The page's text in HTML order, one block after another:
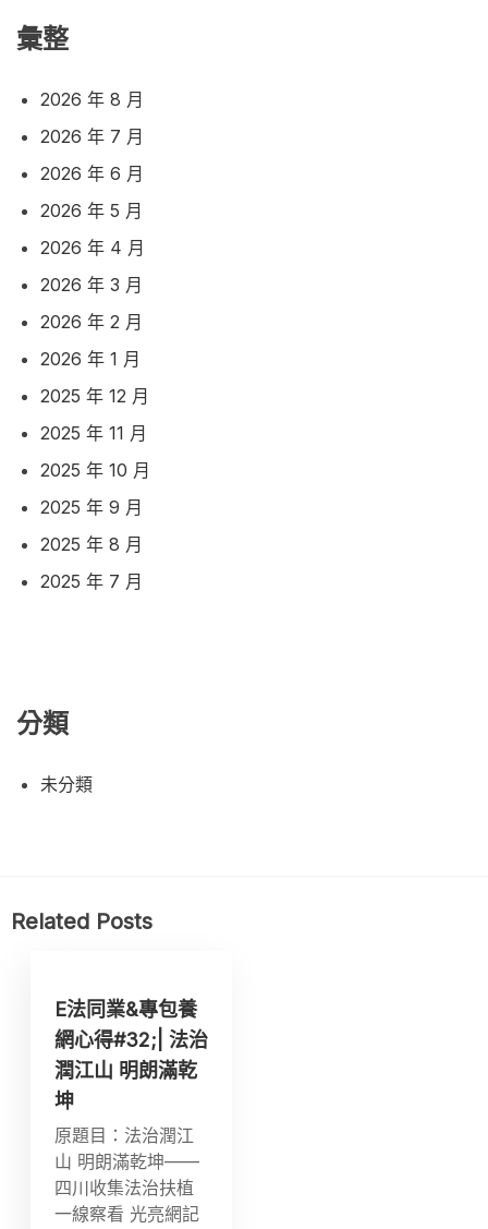
彙整
2026 年 8 月
2026 年 7 月
2026 年 6 月
2026 年 5 月
2026 年 4 月
2026 年 3 月
2026 年 2 月
2026 年 1 月
2025 年 12 月
2025 年 11 月
2025 年 10 月
2025 年 9 月
2025 年 8 月
2025 年 7 月
分類
未分類
Related Posts
E法同業&專包養
網心得#32;| 法治
潤江山 明朗滿乾
坤
原題目：法治潤江
山 明朗滿乾坤——
四川收集法治扶植
一線察看 光亮網記